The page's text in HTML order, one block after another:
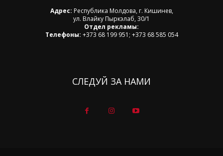
Адрес: Республика Молдова, г. Кишинев,
ул. Влайку Пыркэлаб, 30/1
Отдел рекламы:
Телефоны: +373 68 199 951; +373 68 585 054
СЛЕДУЙ ЗА НАМИ